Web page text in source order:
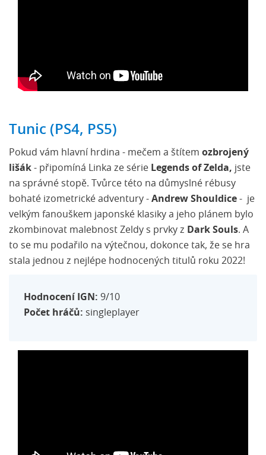
Tunic (PS4, PS5)
Pokud vám hlavní hrdina - mečem a štítem ozbrojený
lišák - připomíná Linka ze série Legends of Zelda, jste
na správné stopě. Tvůrce této na důmyslné rébusy
bohaté izometrické adventury - Andrew Shouldice - je
velkým fanouškem japonské klasiky a jeho plánem bylo
zkombinovat malebnost Zeldy s prvky z Dark Souls. A
to se mu podařilo na výtečnou, dokonce tak, že se hra
stala jednou z nejlépe hodnocených titulů roku 2022!
Hodnocení IGN: 9/10
Počet hráčů: singleplayer